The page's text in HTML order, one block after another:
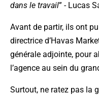
dans le travail” - Lucas
Avant de partir, ils ont
directrice d’Havas
générale adjointe, pour
l’agence au sein du
Surtout, ne ratez pas la